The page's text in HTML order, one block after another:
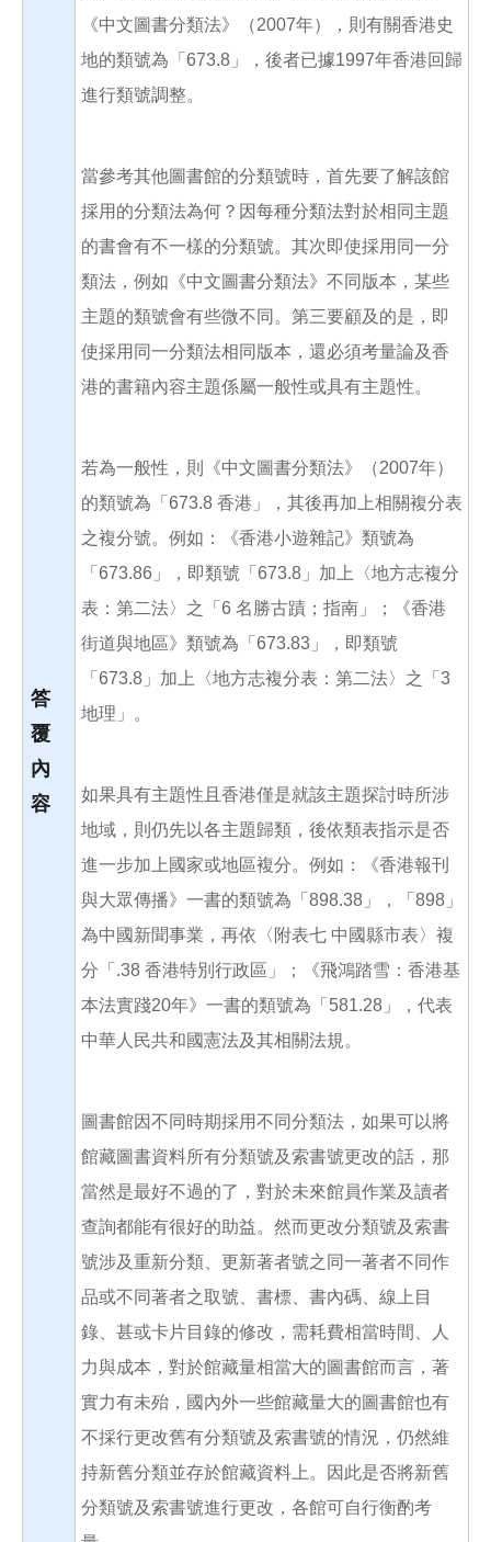
答
覆
內
容
《中文圖書分類法》（2007年），則有關香港史
地的類號為「673.8」，後者已據1997年香港回歸
進行類號調整。
當參考其他圖書館的分類號時，首先要了解該館
採用的分類法為何？因每種分類法對於相同主題
的書會有不一樣的分類號。其次即使採用同一分
類法，例如《中文圖書分類法》不同版本，某些
主題的類號會有些微不同。第三要顧及的是，即
使採用同一分類法相同版本，還必須考量論及香
港的書籍內容主題係屬一般性或具有主題性。
若為一般性，則《中文圖書分類法》（2007年）
的類號為「673.8 香港」，其後再加上相關複分表
之複分號。例如：《香港小遊雜記》類號為
「673.86」，即類號「673.8」加上〈地方志複分
表：第二法〉之「6 名勝古蹟；指南」；《香港
街道與地區》類號為「673.83」，即類號
「673.8」加上〈地方志複分表：第二法〉之「3
地理」。
如果具有主題性且香港僅是就該主題探討時所涉
地域，則仍先以各主題歸類，後依類表指示是否
進一步加上國家或地區複分。例如：《香港報刊
與大眾傳播》一書的類號為「898.38」，「898」
為中國新聞事業，再依〈附表七 中國縣市表〉複
分「.38 香港特別行政區」；《飛鴻踏雪：香港基
本法實踐20年》一書的類號為「581.28」，代表
中華人民共和國憲法及其相關法規。
圖書館因不同時期採用不同分類法，如果可以將
館藏圖書資料所有分類號及索書號更改的話，那
當然是最好不過的了，對於未來館員作業及讀者
查詢都能有很好的助益。然而更改分類號及索書
號涉及重新分類、更新著者號之同一著者不同作
品或不同著者之取號、書標、書內碼、線上目
錄、甚或卡片目錄的修改，需耗費相當時間、人
力與成本，對於館藏量相當大的圖書館而言，著
實力有未殆，國內外一些館藏量大的圖書館也有
不採行更改舊有分類號及索書號的情況，仍然維
持新舊分類並存於館藏資料上。因此是否將新舊
分類號及索書號進行更改，各館可自行衡酌考